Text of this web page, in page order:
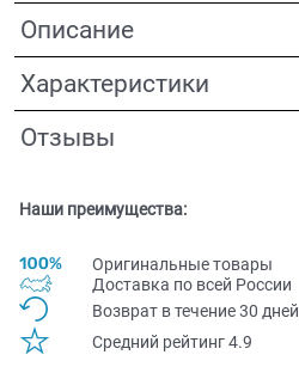
Описание
Характеристики
Отзывы
Наши преимущества:
Оригинальные товары
Доставка по всей Pоссии
Возврат в течение 30 дней
Средний рейтинг 4.9